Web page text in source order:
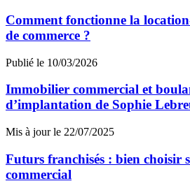
Comment fonctionne la
de commerce ?
Publié le 10/03/2026
Immobilier commercial et
d’implantation de Sophie
Mis à jour le 22/07/2025
Futurs franchisés : bien choisir
commercial